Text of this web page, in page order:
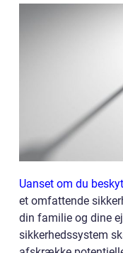
Uanset om du
et omfattende
din familie og dine
sikkerhedssystem